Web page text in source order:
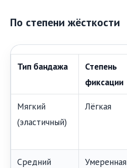
По степени жёсткости
Тип бандажа
Степень
фиксации
Мягкий
(эластичный)
Лёгкая
Средний
Умеренная